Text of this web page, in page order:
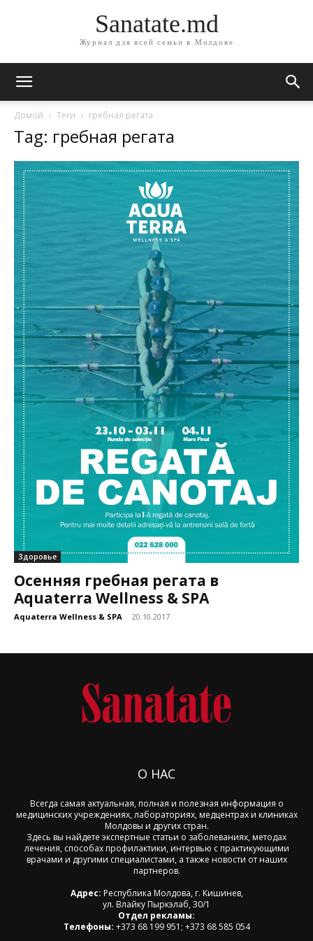
Sanatate.md
Журнал для всей семьи в Молдове
Домой Теги гребная регата
Tag: гребная регата
Здоровье
Осенняя гребная регата в
Aquaterra Wellness & SPA
Aquaterra Wellness & SPA - 20.10.2017
О НАС
Всегда самая актуальная, полная и полезная информация о
медицинских учреждениях, лабораториях, медцентрах и клиниках
Молдовы и других стран.
Здесь вы найдете экспертные статьи о заболеваниях, методах
лечения, способах профилактики, интервью с практикующими
врачами и другими специалистами, а также новости от наших
партнеров.
Адрес: Республика Молдова, г. Кишинев,
ул. Влайку Пыркэлаб, 30/1
Отдел рекламы:
Телефоны: +373 68 199 951; +373 68 585 054